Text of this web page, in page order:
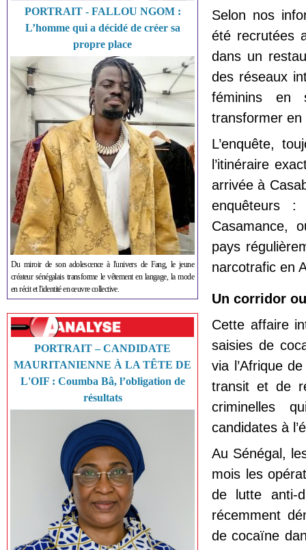
PORTRAIT - FALLOU NGOM :
L’homme qui a décidé de créer sa
propre place
Du miroir de son adolescence à l'univers de Fang, le jeune
créateur sénégalais transforme le vêtement en langage, la mode
en récit et l'identité en œuvre collective.
PORTRAIT – CANDIDATE
MAURITANIENNE À LA TÊTE DE
L'OIF : Coumba Bâ, l’obligation de
résultats
Selon nos
été recrutées
dans un
des réseaux
féminins en
transformer en
L’enquête,
l’itinéraire
arrivée à
enquêteurs :
Casamance,
pays
narcotrafic en
Un corridor
Cette affaire
saisies de
via l’Afrique
transit et de
criminelles
candidates à
Au Sénégal,
mois les
de lutte anti-
récemment
de cocaïne